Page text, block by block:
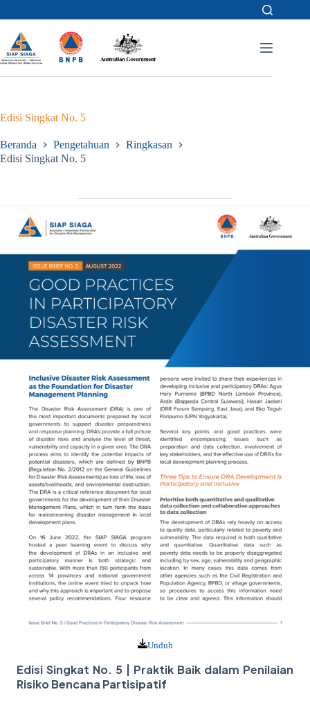
to
content
Edisi Singkat No. 5
Beranda Pengetahuan
Ringkasan
Edisi Singkat No. 5
Unduh
Edisi Singkat No. 5 | Praktik Baik dalam Penilaian
Risiko Bencana Partisipatif